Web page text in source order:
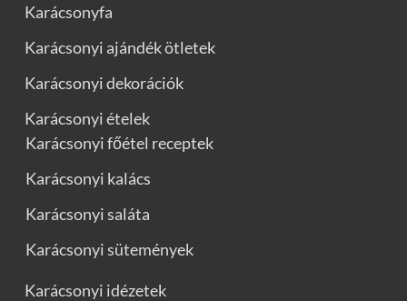
Karácsonyfa
Karácsonyi ajándék ötletek
Karácsonyi dekorációk
Karácsonyi ételek
Karácsonyi főétel receptek
Karácsonyi kalács
Karácsonyi saláta
Karácsonyi sütemények
Karácsonyi idézetek